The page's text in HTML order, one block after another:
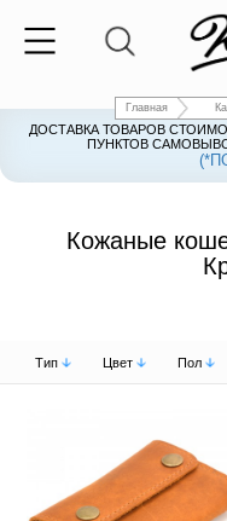
Главная
ДОСТАВКА ТОВАРОВ
ПУНКТОВ
Кожаные
Тип Цвет Пол